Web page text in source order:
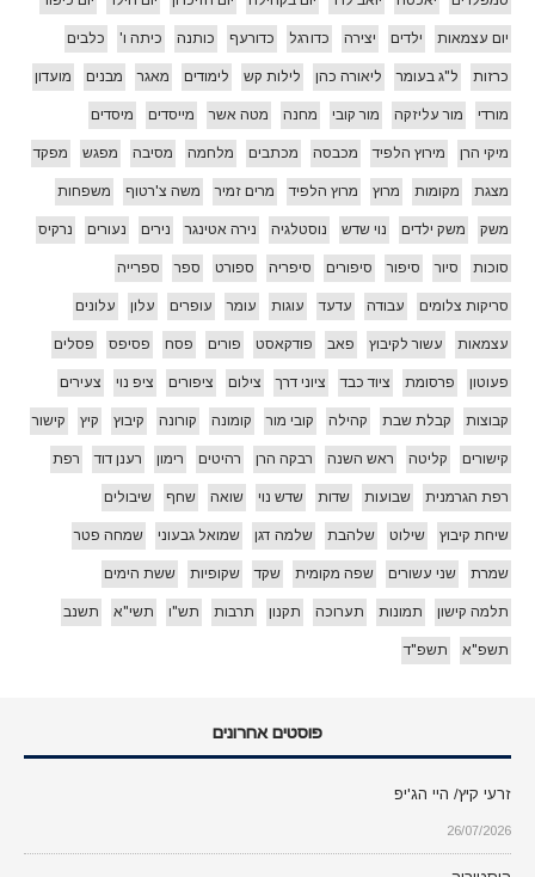
יום עצמאות ילדים יצירה כדורגל כדורעף כותנה כיתה ו' כלבים
כרזות ל"ג בעומר ליאורה כהן לילות קש לימודים מאגר מבנים מועדון
מורדי מור עליזקה מור קובי מחנה מטה אשר מייסדים מיסדים
מיקי הרן מירוץ הלפיד מכבסה מכתבים מלחמה מסיבה מפגש מפקד
מצגת מקומות מרוץ מרוץ הלפיד מרים זמיר משה צ'רטוף משפחות
משק משק ילדים נוי שדש נוסטלגיה נירה אטינגר נירים נעורים נרקיס
סוכות סיור סיפור סיפורים סיפריה ספורט ספר ספרייה
סריקות צלומים עבודה עדעד עוגות עומר עופרים עלון עלונים
עצמאות עשור לקיבוץ פאב פודקאסט פורים פסח פסיפס פסלים
פעוטון פרסומת ציוד כבד ציוני דרך צילום ציפורים ציפ נוי צעירים
קבוצות קבלת שבת קהילה קובי מור קומונה קורונה קיבוץ קיץ קישור
קישורים קליטה ראש השנה רבקה הרן רהיטים רימון רענן דוד רפת
רפת הגרמנית שבועות שדות שדש נוי שואה שחף שיבולים
שיחת קיבוץ שילוט שלהבת שלמה דגן שמואל גבעוני שמחה פטר
שמרת שני עשורים שפה מקומית שקד שקופיות ששת הימים
תלמה קישון תמונות תערוכה תקנון תרבות תש"ו תשי"א תשנב
תשפ"א תשפ"ד
פוסטים אחרונים
זרעי קיץ/ היי הג'יפ
26/07/2026